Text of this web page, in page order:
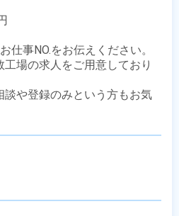
仕事NO.をお伝えください。
場の求人をご用意しており
や登録のみという方もお気